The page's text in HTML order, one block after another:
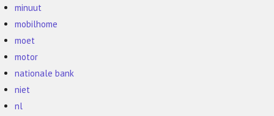
minuut
mobilhome
moet
motor
nationale bank
niet
nl